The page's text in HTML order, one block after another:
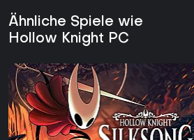
Ähnliche Spiele wie
Hollow Knight PC